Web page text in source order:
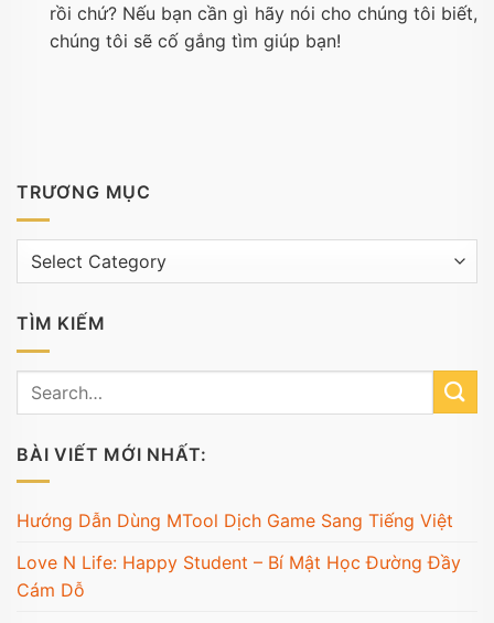
rồi chứ? Nếu bạn cần gì hãy nói cho chúng tôi biết,
chúng tôi sẽ cố gắng tìm giúp bạn!
TRƯƠNG MỤC
Trương
TÌM KIẾM
BÀI VIẾT MỚI NHẤT:
Hướng Dẫn Dùng MTool Dịch Game Sang Tiếng Việt
Love N Life: Happy Student – Bí Mật Học Đường Đầy
Cám Dỗ